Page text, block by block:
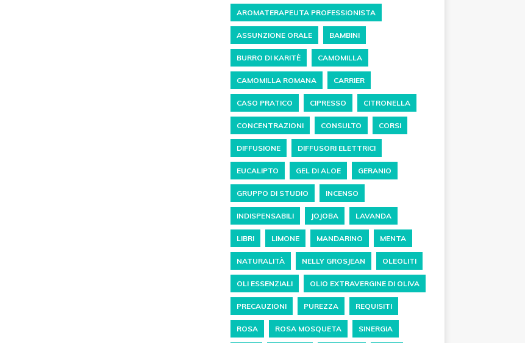
AROMATERAPEUTA PROFESSIONISTA
ASSUNZIONE ORALE BAMBINI
BURRO DI KARITÈ CAMOMILLA
CAMOMILLA ROMANA CARRIER
CASO PRATICO CIPRESSO CITRONELLA
CONCENTRAZIONI CONSULTO CORSI
DIFFUSIONE DIFFUSORI ELETTRICI
EUCALIPTO GEL DI ALOE GERANIO
GRUPPO DI STUDIO INCENSO
INDISPENSABILI JOJOBA LAVANDA
LIBRI LIMONE MANDARINO MENTA
NATURALITÀ NELLY GROSJEAN OLEOLITI
OLI ESSENZIALI OLIO EXTRAVERGINE DI OLIVA
PRECAUZIONI PUREZZA REQUISITI
ROSA ROSA MOSQUETA SINERGIA